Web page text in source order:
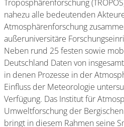
Troposphärenforschung
nahezu alle bedeutenden
Atmosphärenforschung
außeruniversitäre
Neben rund 25 festen sowie
Deutschland Daten von
in denen Prozesse in der
Einfluss der Meteorologie
Verfügung. Das Institut für
Umweltforschung der
bringt in diesem Rahmen seine